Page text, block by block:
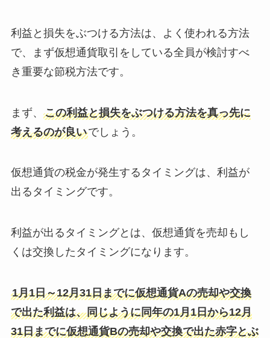
利益と損失をぶつける方法は、よく使われる方法
で、まず仮想通貨取引をしている全員が検討すべ
き重要な節税方法です。
まず、 この利益と損失をぶつける方法を真っ先に
考えるのが良いでしょう。
仮想通貨の税金が発生するタイミングは、利益が
出るタイミングです。
利益が出るタイミングとは、仮想通貨を売却もし
くは交換したタイミングになります。
1月1日～12月31日までに仮想通貨Aの売却や交換
で出た利益は、同じように同年の1月1日から12月
31日までに仮想通貨Bの売却や交換で出た赤字とぶ